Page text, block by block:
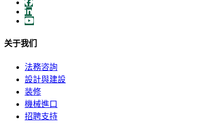
关于我们
法務咨詢
設計與建設
装修
機械進口
招聘支持